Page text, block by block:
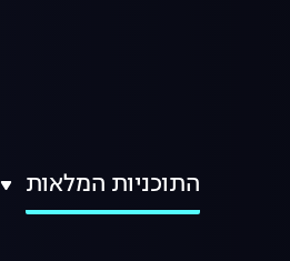
התוכניות המלאות